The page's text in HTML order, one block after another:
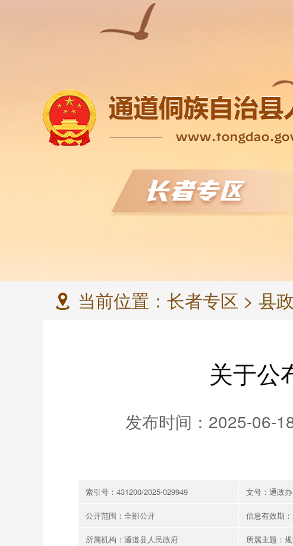
当前位置： 长者专区 > 县
关于公
发布时间：2025-06-
索引号：431200/2025-029949 文号：通政
公开范围：全部公开 信息有效期
所属机构：通道县人民政府 所属主题：